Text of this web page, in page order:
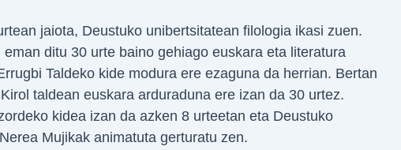
jaiota, Deustuko unibertsitatean filologia ikasi zuen.
ditu 30 urte baino gehiago euskara eta literatura
Taldeko kide modura ere ezaguna da herrian. Bertan
taldean euskara arduraduna ere izan da 30 urtez.
kidea izan da azken 8 urteetan eta Deustuko
Mujikak animatuta gerturatu zen.